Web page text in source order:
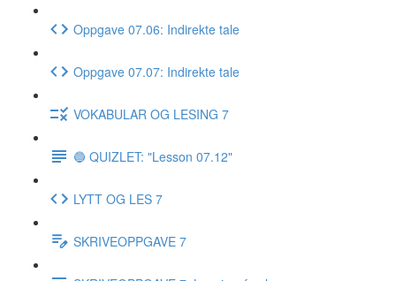
Oppgave 07.06: Indirekte tale
Oppgave 07.07: Indirekte tale
VOKABULAR OG LESING 7
🔵 QUIZLET: "Lesson 07.12"
LYTT OG LES 7
SKRIVEOPPGAVE 7